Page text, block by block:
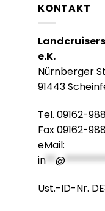
KONTAKT
e.K.
Nürnberger
91443
Tel. 09162-
Fax 09162-
eMail:
in**@
Ust.-ID-Nr.